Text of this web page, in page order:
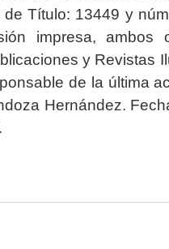
de Título: 13449 y
impresa, ambos
y Revistas
de la última
Hernández.